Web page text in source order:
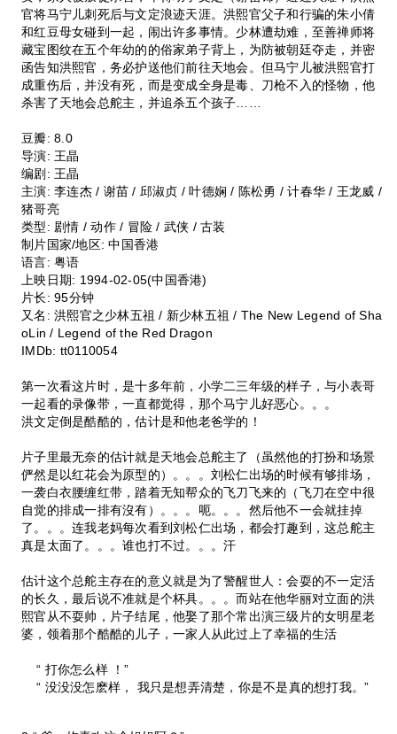
官将马宁儿刺死后与文定浪迹天涯。洪熙官父子和行骗的朱小倩
和红豆母女碰到一起，闹出许多事情。少林遭劫难，至善禅师将
藏宝图纹在五个年幼的的俗家弟子背上，为防被朝廷夺走，并密
函告知洪熙官，务必护送他们前往天地会。但马宁儿被洪熙官打
成重伤后，并没有死，而是变成全身是毒、刀枪不入的怪物，他
杀害了天地会总舵主，并追杀五个孩子……
豆瓣: 8.0
导演: 王晶
编剧: 王晶
主演: 李连杰 / 谢苗 / 邱淑贞 / 叶德娴 / 陈松勇 / 计春华 / 王龙威 /
猪哥亮
类型: 剧情 / 动作 / 冒险 / 武侠 / 古装
制片国家/地区: 中国香港
语言: 粤语
上映日期: 1994-02-05(中国香港)
片长: 95分钟
又名: 洪熙官之少林五祖 / 新少林五祖 / The New Legend of Sha
oLin / Legend of the Red Dragon
IMDb: tt0110054
第一次看这片时，是十多年前，小学二三年级的样子，与小表哥
一起看的录像带，一直都觉得，那个马宁儿好恶心。。。
洪文定倒是酷酷的，估计是和他老爸学的！
片子里最无奈的估计就是天地会总舵主了（虽然他的打扮和场景
俨然是以红花会为原型的）。。。刘松仁出场的时候有够排场，
一袭白衣腰缠红带，踏着无知帮众的飞刀飞来的（飞刀在空中很
自觉的排成一排有沒有）。。。呃。。。然后他不一会就挂掉
了。。。连我老妈每次看到刘松仁出场，都会打趣到，这总舵主
真是太面了。。。谁也打不过。。。汗
估计这个总舵主存在的意义就是为了警醒世人：会耍的不一定活
的长久，最后说不准就是个杯具。。。而站在他华丽对立面的洪
熙官从不耍帅，片子结尾，他娶了那个常出演三级片的女明星老
婆，领着那个酷酷的儿子，一家人从此过上了幸福的生活
“ 打你怎么样 ！”
“ 没没没怎麽样， 我只是想弄清楚，你是不是真的想打我。”